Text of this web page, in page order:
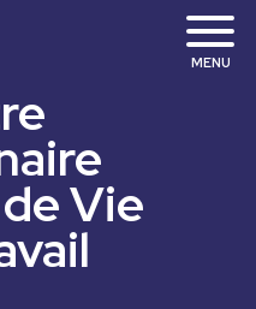
MENU
Vie